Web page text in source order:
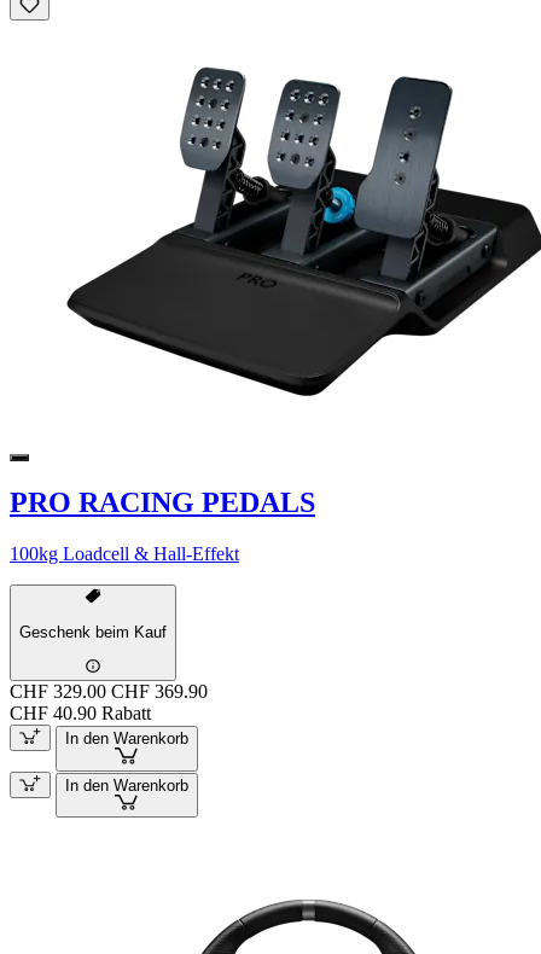
PRO RACING PEDALS
100kg Loadcell & Hall-Effekt
Geschenk beim Kauf
CHF 329.00 CHF 369.90
CHF 40.90 Rabatt
In den Warenkorb
In den Warenkorb